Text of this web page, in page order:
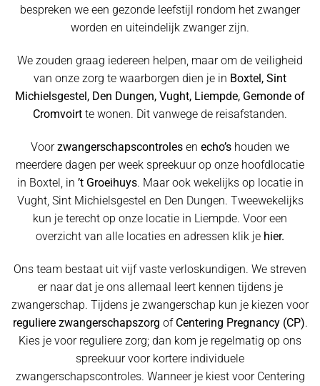
bespreken we een gezonde leefstijl rondom het zwanger
worden en uiteindelijk zwanger zijn.
We zouden graag iedereen helpen, maar om de veiligheid
van onze zorg te waarborgen dien je in Boxtel, Sint
Michielsgestel, Den Dungen, Vught, Liempde, Gemonde of
Cromvoirt te wonen. Dit vanwege de reisafstanden.
Voorzwangerschapscontroles en echo’s houden we
meerdere dagen per week spreekuur op onze hoofdlocatie
in Boxtel, in ’t Groeihuys. Maar ook wekelijks op locatie in
Vught, Sint Michielsgestel en Den Dungen. Tweewekelijks
kun je terecht op onze locatie in Liempde. Voor een
overzicht van alle locaties en adressen klik je hier.
Ons team bestaat uit vijf vaste verloskundigen. We streven
er naar dat je ons allemaal leert kennen tijdens je
zwangerschap. Tijdens je zwangerschap kun je kiezen voor
reguliere zwangerschapszorg of Centering Pregnancy (CP).
Kies je voor reguliere zorg; dan kom je regelmatig op ons
spreekuur voor kortere individuele
zwangerschapscontroles. Wanneer je kiest voor Centering